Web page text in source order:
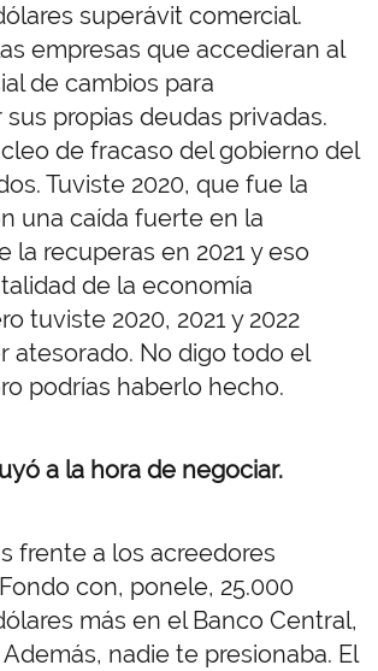
superávit comercial.
empresas que accedieran al
de cambios para
propias deudas privadas.
de fracaso del gobierno del
Tuviste 2020, que fue la
una caída fuerte en la
la recuperas en 2021 y eso
de la economía
tuviste 2020, 2021 y 2022
atesorado. No digo todo el
podrías haberlo hecho.
a la hora de negociar.
frente a los acreedores
con, ponele, 25.000
más en el Banco Central,
nadie te presionaba. El